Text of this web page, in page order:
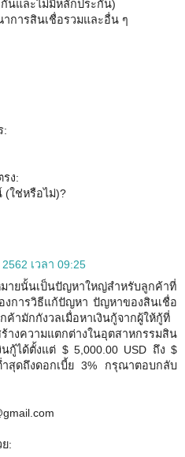
นและไม่มีหลักประกัน)
การสินเชื่อรวมและอื่น ๆ
:
ง:
(ใช่หรือไม่)?
เวลา 09:25
ายนั้นเป็นปัญหาใหญ่สำหรับลูกค้าที่
งการวิธีแก้ปัญหา ปัญหาของสินเชื่อ
ามักกังวลเมื่อหาเงินกู้จากผู้ให้กู้ที่
างความแตกต่างในอุตสาหกรรมสิน
นกู้ได้ตั้งแต่ $ 5,000.00 USD ถึง $
ำสุดถึงดอกเบี้ย 3% กรุณาตอบกลับ
: